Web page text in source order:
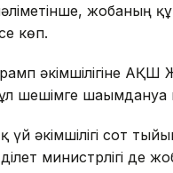
жобаның
көп.
әкімшілігіне АҚШ
шешімге шағымдануға
үй әкімшілігі сот
министрлігі де